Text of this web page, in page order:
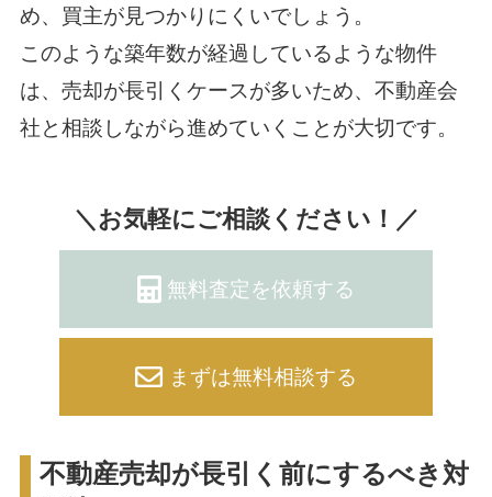
め、買主が見つかりにくいでしょう。
このような築年数が経過しているような物件
は、売却が長引くケースが多いため、不動産会
社と相談しながら進めていくことが大切です。
＼お気軽にご相談ください！／
無料査定を依頼する
まずは無料相談する
不動産売却が長引く前にするべき対